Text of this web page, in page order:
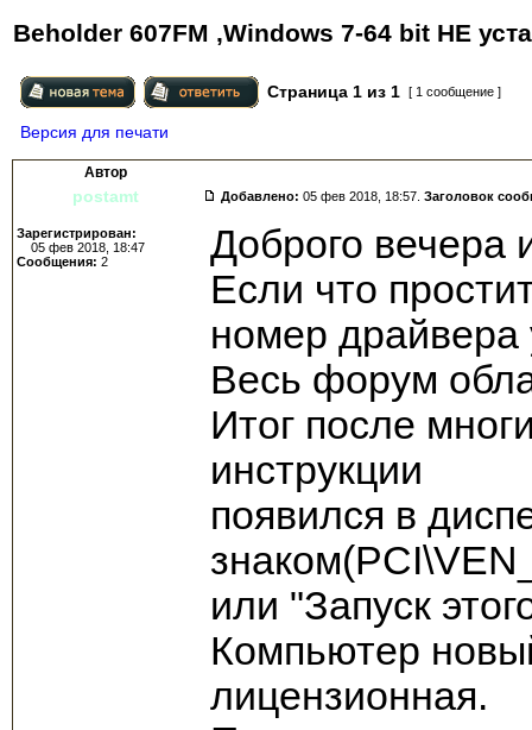
Beholder 607FM ,Windows 7-64 bit НЕ
Страница 1 из 1 [ 1 сообщение ]
Версия для печати
Автор
postamt Добавлено: 05 фев 2018, 18:57. Заголовок
Зарегистрирован:
05 фев 2018, 18:47
Сообщения: 2
Доброго вечера
Если что
номер драйвера
Весь форум
Итог после
инструкции
появился в
или "Запуск
Компьютер
лицензионная.